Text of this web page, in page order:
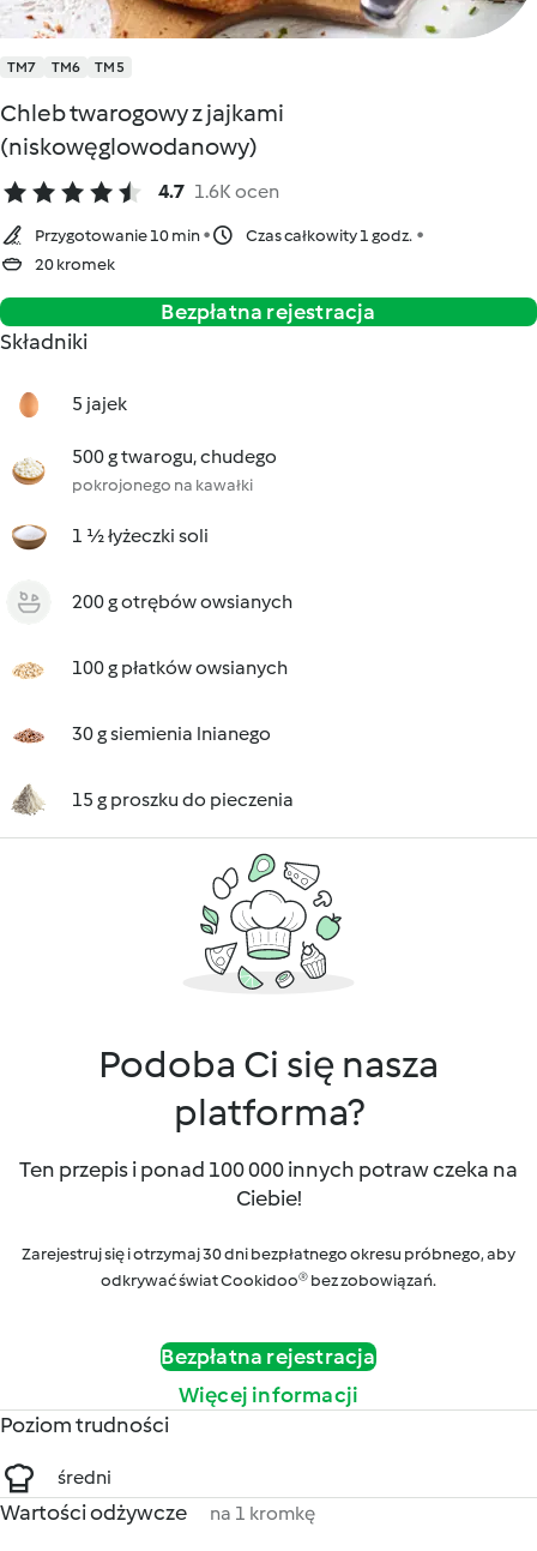
TM7 TM6 TM5
Chleb twarogowy z jajkami
(niskowęglowodanowy)
4.7 1.6K ocen
Przygotowanie 10 min
Czas całkowity 1 godz.
20 kromek
Bezpłatna rejestracja
Składniki
5 jajek
500 g twarogu, chudego
pokrojonego na kawałki
1 ½ łyżeczki soli
200 g otrębów owsianych
100 g płatków owsianych
30 g siemienia lnianego
15 g proszku do pieczenia
Podoba Ci się nasza
platforma?
Ten przepis i ponad 100 000 innych potraw czeka na
Ciebie!
Zarejestruj się i otrzymaj 30 dni bezpłatnego okresu próbnego, aby
odkrywać świat Cookidoo® bez zobowiązań.
Bezpłatna rejestracja
Więcej informacji
Poziom trudności
średni
Wartości odżywcze na 1 kromkę